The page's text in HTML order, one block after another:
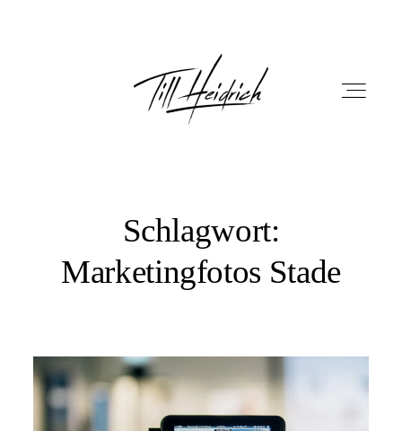
HOME
PORTFOLIO
FOTOBOX
Schlagwort:
Marketingfotos Stade